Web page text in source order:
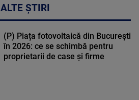
ALTE ȘTIRI
(P) Piața fotovoltaică din București
în 2026: ce se schimbă pentru
proprietarii de case și firme